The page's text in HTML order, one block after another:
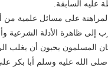
عليه السابقة.
على مسائل علمية
إلى ظاهرة الأدلة الشرعية
المسلمون يحبون أن يغلب
الله عليه وسلم أبا بكر